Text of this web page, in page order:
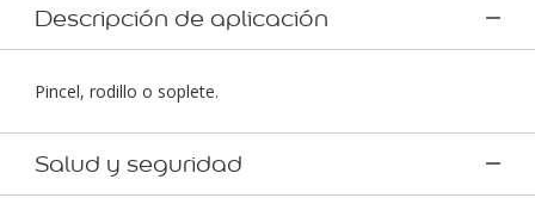
Descripción de aplicación
Pincel, rodillo o soplete.
Salud y seguridad